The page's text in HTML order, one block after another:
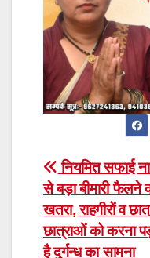
Post
नियमित सफाई
से बड़ा बीमारी फैलने
खतरा, राहगीरों व
छात्राओं को करना
है दुर्गन्ध का सामना